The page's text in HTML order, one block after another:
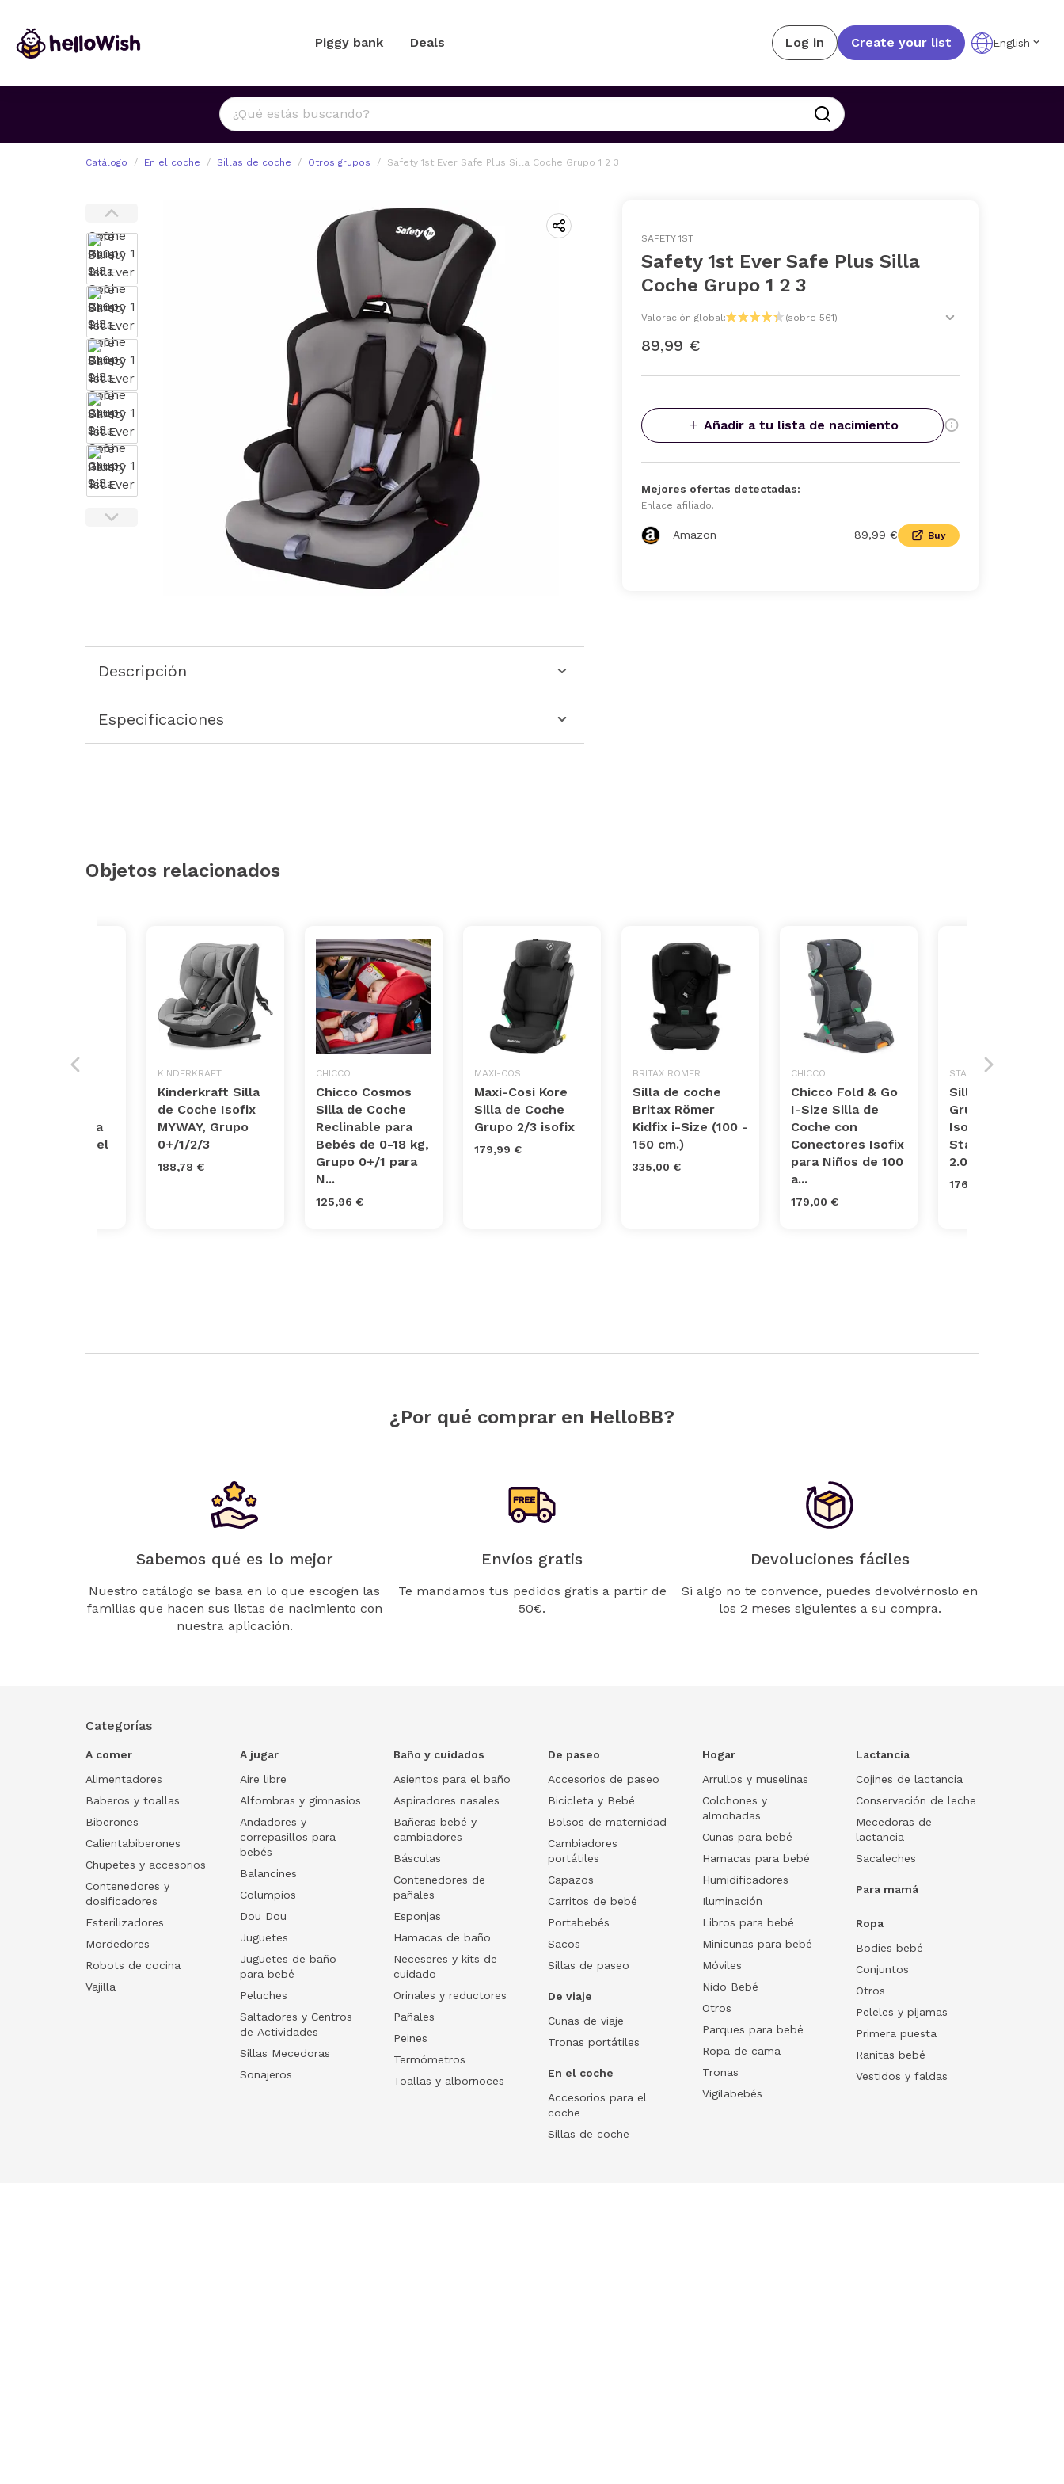
Piggy bank Deals Log in Create your list English
Catálogo En el coche Sillas de coche Otros grupos Safety 1st Ever Safe Plus Silla Coche Grupo 1 2 3
Descripción
Especificaciones
SAFETY 1ST
Safety 1st Ever Safe Plus Silla
Coche Grupo 1 2 3
Valoración global: (sobre 561)
89,99 €
Añadir a tu lista de nacimiento
Mejores ofertas detectadas:
Enlace afiliado.
Amazon 89,99 € Buy
Objetos relacionados
y giratoria
Ibaby Travel
KINDERKRAFT
Kinderkraft Silla
de Coche Isofix
MYWAY, Grupo
0+/1/2/3
188,78 €
CHICCO
Chicco Cosmos
Silla de Coche
Reclinable para
Bebés de 0-18 kg,
Grupo 0+/1 para
N...
125,96 €
MAXI-COSI
Maxi-Cosi Kore
Silla de Coche
Grupo 2/3 isofix
179,99 €
BRITAX RÖMER
Silla de coche
Britax Römer
Kidfix i-Size (100 -
150 cm.)
335,00 €
CHICCO
Chicco Fold & Go
I-Size Silla de
Coche con
Conectores Isofix
para Niños de 100
a...
179,00 €
STAR IBABY
Silla de Coche
Grupo 0 1 2 3
Isofix y giratoria
Star Ibaby Travel
2.0
176,47 €
¿Por qué comprar en HelloBB?
Sabemos qué es lo mejor
Nuestro catálogo se basa en lo que escogen las
familias que hacen sus listas de nacimiento con
nuestra aplicación.
Envíos gratis
Te mandamos tus pedidos gratis a partir de
50€.
Devoluciones fáciles
Si algo no te convence, puedes devolvérnoslo en
los 2 meses siguientes a su compra.
Categorías
A comer
Alimentadores
Baberos y toallas
Biberones
Calientabiberones
Chupetes y accesorios
Contenedores y
dosificadores
Esterilizadores
Mordedores
Robots de cocina
Vajilla
A jugar
Aire libre
Alfombras y gimnasios
Andadores y
correpasillos para
bebés
Balancines
Columpios
Dou Dou
Juguetes
Juguetes de baño
para bebé
Peluches
Saltadores y Centros
de Actividades
Sillas Mecedoras
Sonajeros
Baño y cuidados
Asientos para el baño
Aspiradores nasales
Bañeras bebé y
cambiadores
Básculas
Contenedores de
pañales
Esponjas
Hamacas de baño
Neceseres y kits de
cuidado
Orinales y reductores
Pañales
Peines
Termómetros
Toallas y albornoces
De paseo
Accesorios de paseo
Bicicleta y Bebé
Bolsos de maternidad
Cambiadores
portátiles
Capazos
Carritos de bebé
Portabebés
Sacos
Sillas de paseo
De viaje
Cunas de viaje
Tronas portátiles
En el coche
Accesorios para el
coche
Sillas de coche
Hogar
Arrullos y muselinas
Colchones y
almohadas
Cunas para bebé
Hamacas para bebé
Humidificadores
Iluminación
Libros para bebé
Minicunas para bebé
Móviles
Nido Bebé
Otros
Parques para bebé
Ropa de cama
Tronas
Vigilabebés
Lactancia
Cojines de lactancia
Conservación de leche
Mecedoras de
lactancia
Sacaleches
Para mamá
Ropa
Bodies bebé
Conjuntos
Otros
Peleles y pijamas
Primera puesta
Ranitas bebé
Vestidos y faldas